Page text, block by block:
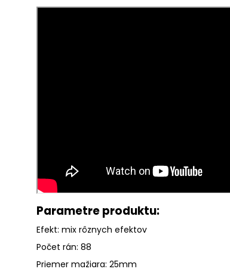
Parametre produktu:
Efekt: mix rôznych efektov
Počet rán: 88
Priemer mažiara: 25mm